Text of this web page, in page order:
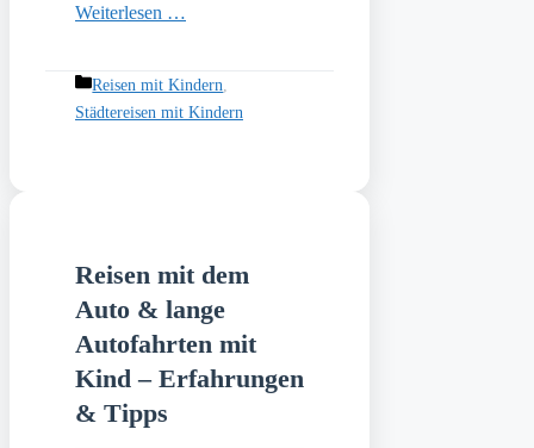
Weiterlesen …
Kategorien
Reisen mit Kindern
Städtereisen mit Kindern
Reisen mit dem
Auto & lange
Autofahrten mit
Kind – Erfahrungen
& Tipps